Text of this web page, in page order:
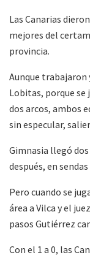
Las Canarias
mejores del
provincia.
Aunque trabajaron
Lobitas, porque se
dos arcos, ambos
sin especular,
Gimnasia llegó
después, en
Pero cuando se
área a Vilca y el
pasos Gutiérrez
Con el 1 a 0, las